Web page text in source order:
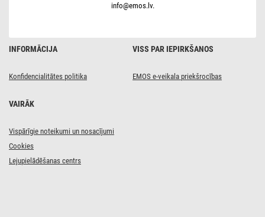
INFORMĀCIJA
Konfidencialitātes politika
VISS PAR IEPIRKŠANOS
EMOS e-veikala priekšrocības
VAIRĀK
Vispārīgie noteikumi un nosacījumi
Cookies
Lejupielādēšanas centrs
info@emos.lv.